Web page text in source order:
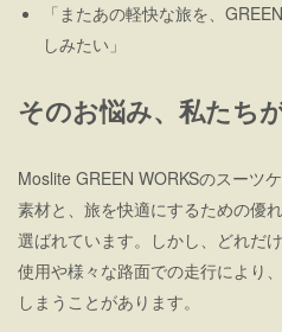
「またあの軽快な旅を、
しみたい」
そのお悩み、私たち
Moslite GREEN WORKSのスーツ
素材と、旅を快適にするための優
選ばれています。しかし、どれだ
使用や様々な路面での走行により
しまうことがあります。